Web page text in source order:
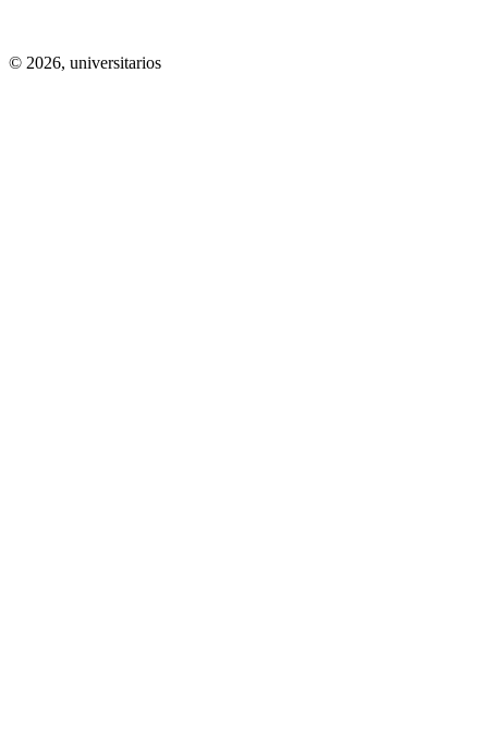
© 2026, universitarios